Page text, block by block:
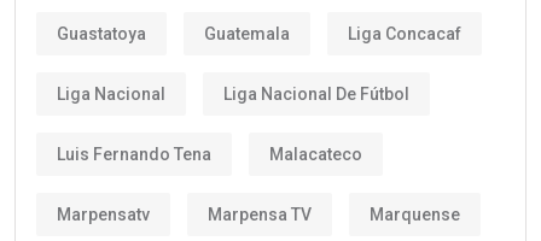
Guastatoya Guatemala Liga Concacaf
Liga Nacional Liga Nacional De Fútbol
Luis Fernando Tena Malacateco
Marpensatv Marpensa TV Marquense